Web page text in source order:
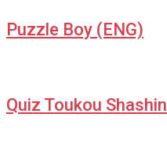
Puzzle Boy (ENG)
Quiz Toukou Shashin